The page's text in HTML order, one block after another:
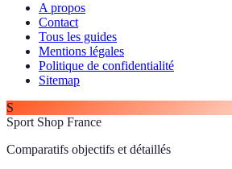
A propos
Contact
Tous les guides
Mentions légales
Politique de confidentialité
Sitemap
S
Sport Shop France
Comparatifs objectifs et détaillés